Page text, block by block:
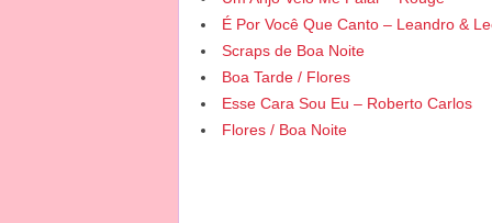
É Por Você Que Canto – Leandro &
Scraps de Boa Noite
Boa Tarde / Flores
Esse Cara Sou Eu – Roberto Carlos
Flores / Boa Noite